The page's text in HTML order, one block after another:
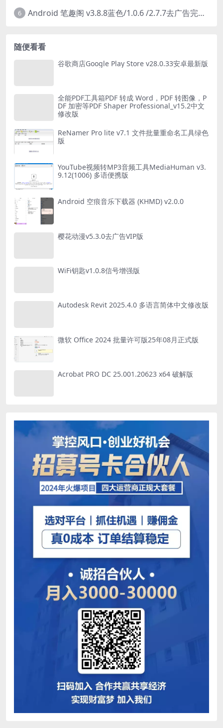
6 Android 笔趣阁 v3.8.8蓝色/1.0.6 /2.7.7去广告完美版
随便看看
谷歌商店Google Play Store v28.0.33安卓最新版
全能PDF工具箱PDF 转成 Word，PDF 转图像，P
DF 加密等PDF Shaper Professional_v15.2中文
修改版
ReNamer Pro lite v7.1 文件批量重命名工具绿色
版
YouTube视频转MP3音频工具MediaHuman v3.
9.12(1006) 多语便携版
Android 空痕音乐下载器 (KHMD) v2.0.0
樱花动漫v5.3.0去广告VIP版
WiFi钥匙v1.0.8信号增强版
Autodesk Revit 2025.4.0 多语言简体中文修改版
微软 Office 2024 批量许可版25年08月正式版
Acrobat PRO DC 25.001.20623 x64 破解版